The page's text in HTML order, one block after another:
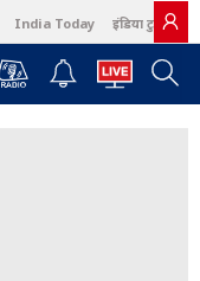
India Today इंडिया टुडे हिंदी